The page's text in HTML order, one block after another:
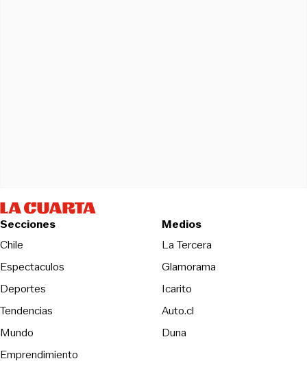
Secciones
Chile
Espectaculos
Deportes
Tendencias
Mundo
Emprendimiento
Medios
La TerceraOpens in new
Glamorama
Icarito
Auto.cl
DunaOpens in new window